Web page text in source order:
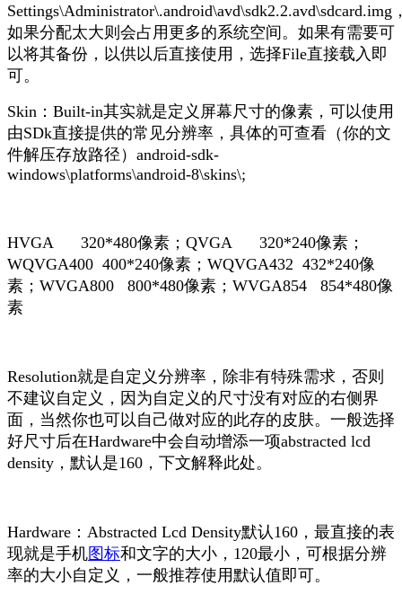
Settings\Administrator\.android\avd\sdk2.2.avd\sdcard.img
如果分配太大则会占用更多的系统空间。如果有需要可
以将其备份，以供以后直接使用，选择File直接载入即
可。
Skin：Built-in其实就是定义屏幕尺寸的像素，可以使用
由SDk直接提供的常见分辨率，具体的可查看（你的文
件解压存放路径）android-sdk-
windows\platforms\android-8\skins\;
HVGA 320*480像素；QVGA 320*240像素；
WQVGA400 400*240像素；WQVGA432 432*240像
素；WVGA800 800*480像素；WVGA854 854*480像
素
Resolution就是自定义分辨率，除非有特殊需求，否则
不建议自定义，因为自定义的尺寸没有对应的右侧界
面，当然你也可以自己做对应的此存的皮肤。一般选择
好尺寸后在Hardware中会自动增添一项abstracted lcd
density，默认是160，下文解释此处。
Hardware：Abstracted Lcd Density默认160，最直接的表
现就是手机图标和文字的大小，120最小，可根据分辨
率的大小自定义，一般推荐使用默认值即可。